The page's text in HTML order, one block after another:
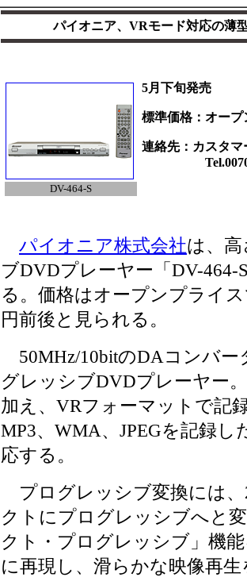
パイオニア、VRモード対応の薄
DV-464-S
5月下旬発売
標準価格：オープ
連絡先：カスタ
Tel.0070-
パイオニア株式会社は、
ブDVDプレーヤー「DV-464-
る。価格はオープンプライ
円前後と見られる。
50MHz/10bitのDAコンバー
グレッシブDVDプレーヤー
加え、VRフォーマットで記
MP3、WMA、JPEGを記録し
応する。
プログレッシブ変換には
クトにプログレッシブへと
クト・プログレッシブ」機
に再現し、滑らかな映像再